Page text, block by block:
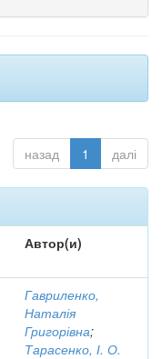
назад 1 далі
Автор(и)
Гавриленко,
Наталія
Григорівна;
Тарасенко, І. О.